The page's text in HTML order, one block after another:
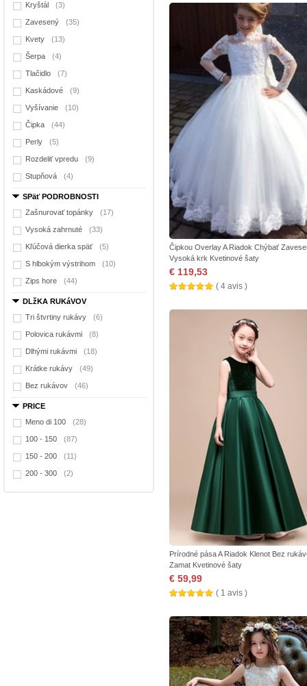
Kryštál (3)
Zavesený (35)
Kvety (13)
Šerpa (4)
Tlačidlo (7)
Kaskádové (9)
Vyšívanie (10)
Čipka (44)
Perly (5)
Rozdeliť vpredu (9)
Stupňová (4)
SPäť PODROBNOSTI
Zašnurovať topánky
(17)
Vysoká zahrnuté (33)
Kľúčová dierka späť (5)
S hlbokým výstrihom (10)
Zips hore (44)
DLžKA RUKáVOV
Tri štvrtiny rukávy
(6)
Polovica rukávmi (8)
Dlhými rukávmi (18)
Krátke rukávy (49)
Bez rukávov (46)
PRICE
Meno di 100
(28)
100 - 150 (87)
150 - 200 (11)
200 - 300 (2)
Čipkou Overlay A Riadok Chýbať
Vysoká krk Kvetinové šaty
€ 119,53
( 4 avis )
Prírodné pása A Riadok Klenot Bez
Zamat Kvetinové šaty
€ 59,99
( 1 avis )